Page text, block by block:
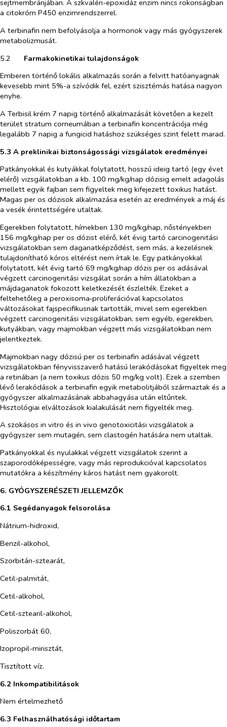
sejtmembránjában. A szkvalén-epoxidáz enzim nincs rokonságban
a citokróm P450 enzimrendszerrel.
A terbinafin nem befolyásolja a hormonok vagy más gyógyszerek
metabolizmusát.
5.2​
Farmakokinetikai tulajdonságok
Emberen történő lokális alkalmazás során a felvitt hatóanyagnak
kevesebb mint 5%-a szívódik fel, ezért szisztémás hatása nagyon
enyhe.
A Terbisil krém 7 napig történő alkalmazását követően a kezelt
terület stratum corneumában a terbinafin koncentrációja még
legalább 7 napig a fungicid hatáshoz szükséges szint felett marad.
5.3 A preklinikai biztonságossági vizsgálatok eredményei
Patkányokkal és kutyákkal folytatott, hosszú ideig tartó (egy évet
elérő) vizsgálatokban a kb. 100 mg/kg/nap dózisig emelt adagolás
mellett egyik fajban sem figyeltek meg kifejezett toxikus hatást.
Magas per os dózisok alkalmazása esetén az eredmények a máj és
a vesék érintettségére utaltak.
Egerekben folytatott, hímekben 130 mg/kg/nap, nőstényekben
156 mg/kg/nap per os dózist elérő, két évig tartó carcinogenitási
vizsgálatokban sem daganatképződést, sem más, a kezelésnek
tulajdonítható kóros eltérést nem írtak le. Egy patkányokkal
folytatott, két évig tartó 69 mg/kg/nap dózis per os adásával
végzett carcinogenitási vizsgálat során a hím állatokban a
májdaganatok fokozott keletkezését észlelték. Ezeket a
feltehetőleg a peroxisoma‑proliferációval kapcsolatos
változásokat fajspecifikusnak tartották, mivel sem egerekben
végzett carcinogenitási vizsgálatokban, sem egyéb, egerekben,
kutyákban, vagy majmokban végzett más vizsgálatokban nem
jelentkeztek.
Majmokban nagy dózisú per os terbinafin adásával végzett
vizsgálatokban fényvisszaverő hatású lerakódásokat figyeltek meg
a retinában (a nem toxikus dózis 50 mg/kg volt). Ezek a szemben
lévő lerakódások a terbinafin egyik metabolitjából származtak és a
gyógyszer alkalmazásának abbahagyása után eltűntek.
Hisztológiai elváltozások kialakulását nem figyelték meg.
A szokásos in vitro és in vivo genotoxicitási vizsgálatok a
gyógyszer sem mutagén, sem clastogén hatására nem utaltak.
Patkányokkal és nyulakkal végzett vizsgálatok szerint a
szaporodóképességre, vagy más reprodukcióval kapcsolatos
mutatókra a készítmény káros hatást nem gyakorolt.
6. GYÓGYSZERÉSZETI JELLEMZŐK
6.1 Segédanyagok felsorolása
Nátrium-hidroxid,
Benzil-alkohol,
Szorbitán-sztearát,
Cetil-palmitát,
Cetil-alkohol,
Cetil-sztearil-alkohol,
Poliszorbát 60,
Izopropil-mirisztát,
Tisztított víz.
6.2 Inkompatibilitások
Nem értelmezhető
6.3 Felhasználhatósági időtartam